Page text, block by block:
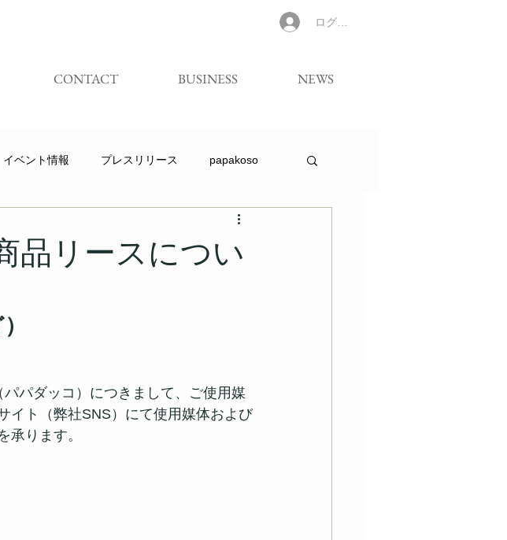
ログイン
CONTACT BUSINESS NEWS
イベント情報 プレスリリース papakoso
品リースについ
パダッコ）につきまして、ご使用媒
イト（弊社SNS）にて使用媒体および
承ります。